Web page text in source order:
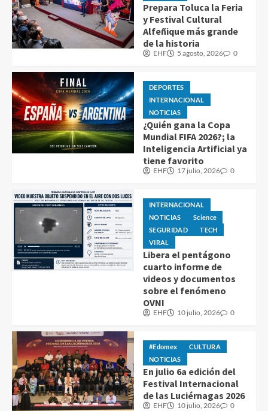
Prepara Toluca la Feria
y Festival Cultural
Alfeñique más grande
de la historia
EHF 5 agosto, 2026 0
DEPORTES
INTERNACIONAL
NOTICIAS
¿Quién gana la Copa
Mundial FIFA 2026?; la
Inteligencia Artificial ya
tiene favorito
EHF 17 julio, 2026 0
INTERNACIONAL
NOTICIAS
Science
SEGURIDAD
TECH
VIRAL
Libera el pentágono
cuarto informe de
videos y documentos
sobre el fenómeno
OVNI
EHF 10 julio, 2026 0
#Edomex
CULTURA
NOTICIAS
En julio 6a edición del
Festival Internacional
de las Luciérnagas 2026
EHF 10 julio, 2026 0